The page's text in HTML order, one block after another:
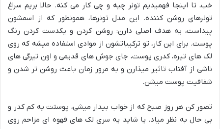
خب، تا اینجا فهمیدیم تونر چیه و چی کار می کنه. حالا بریم سراغ
تونرهای روشن کننده. این مدل تونرها، همونطور که از اسمشون
پیداست، یه هدف اصلی دارن: روشن کردن و یکدست کردن رنگ
پوست. برای این کار، تو ترکیباتشون از موادی استفاده میشه که روی
لک های تیره، کدری پوست، جای جوش های قدیمی و اون تیرگی های
ناشی از آفتاب تاثیر میذارن و به مرور زمان باعث روشن تر شدن و
شفافیت پوست میشن.
تصور کن هر روز صبح که از خواب بیدار میشی، پوستت یه کم کدر و
بی حال به نظر میاد. یا شاید یه سری لک های قهوه ای مزاحم روی